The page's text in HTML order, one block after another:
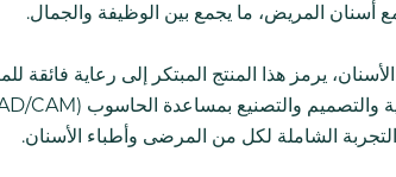
مع أسنان المريض، ما يجمع بين الوظيفة والجمال.
الأسنان، يرمز هذا المنتج المبتكر إلى رعاية
التجربة الشاملة لكل من المرضى وأطباء الأسنان.